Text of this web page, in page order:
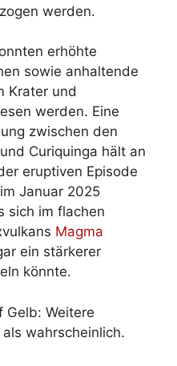
werden.
erhöhte
sowie anhaltende
Krater und
werden. Eine
zwischen den
Curiquinga hält an
eruptiven Episode
Januar 2025
sich im flachen
Magma
ein stärkerer
könnte.
Gelb: Weitere
wahrscheinlich.